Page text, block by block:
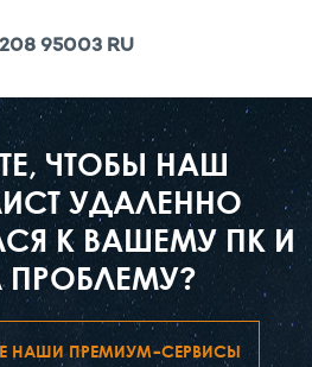
95003 RU
ЧТОБЫ НАШ
УДАЛЕННО
К ВАШЕМУ ПК И
ПРОБЛЕМУ?
НАШИ ПРЕМИУМ-СЕРВИСЫ